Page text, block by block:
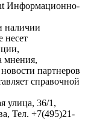
Информационно-
наличии
несет
мнения,
партнеров
справочной
улица, 36/1,
Тел. +7(495)21-